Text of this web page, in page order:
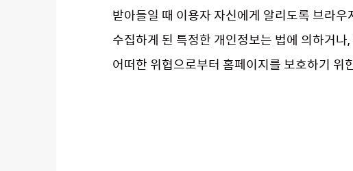
받아들일 때 이용자 자신에게 알리도록 브라
수집하게 된 특정한 개인정보는 법에 의하거
어떠한 위협으로부터 홈페이지를 보호하기